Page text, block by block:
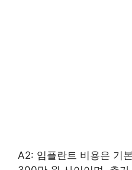
A2: 임플란트 비용은 기